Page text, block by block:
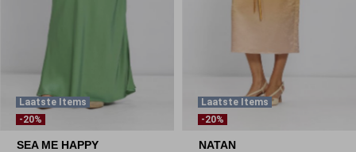
Laatste Items
-20%
SEA ME HAPPY
Laatste Items
-20%
NATAN